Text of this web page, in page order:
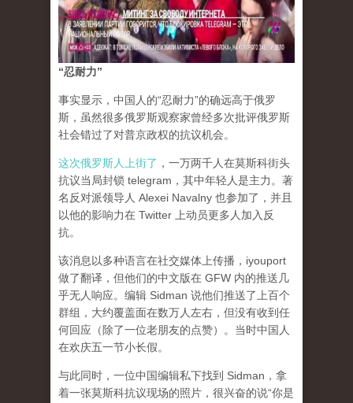
“忍耐力”
事实显示，中国人的“忍耐力”的确远高于俄罗
斯，虽然很多俄罗斯观察家曾经多次批评俄罗斯
社会错过了对普京政权的抗议机会。
这次俄罗斯人上街了 ，一万两千人在莫斯科街头
抗议当局封锁 telegram，其中年轻人是主力。著
名反对派领导人 Alexei Navalny 也参加了，并且
以他的影响力在 Twitter 上动员更多人加入反
抗。
该消息以多种语言在社交媒体上传播，iyouport
做了翻译，但他们的中文版在 GFW 内的推送几
乎无人响应。编辑 Sidman 说他们推送了上百个
群组，大约覆盖面在数万人左右，但没有收到任
何回应（除了一位老朋友的点赞）。当时中国人
在欢庆五一节小长假。
与此同时，一位中国编辑私下找到 Sidman，拿
着一张莫斯科抗议现场的照片，很兴奋的说“你是